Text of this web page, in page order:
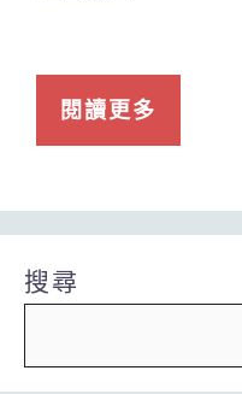
閱讀更多
搜尋